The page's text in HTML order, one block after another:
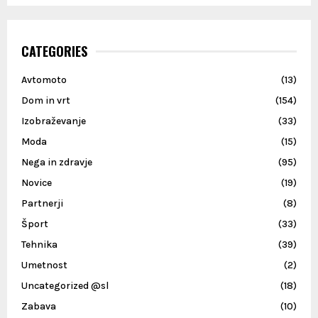
CATEGORIES
Avtomoto
(13)
Dom in vrt
(154)
Izobraževanje
(33)
Moda
(15)
Nega in zdravje
(95)
Novice
(19)
Partnerji
(8)
Šport
(33)
Tehnika
(39)
Umetnost
(2)
Uncategorized @sl
(18)
Zabava
(10)